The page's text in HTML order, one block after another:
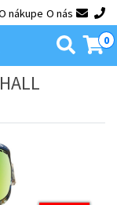
nákupe O nás
0